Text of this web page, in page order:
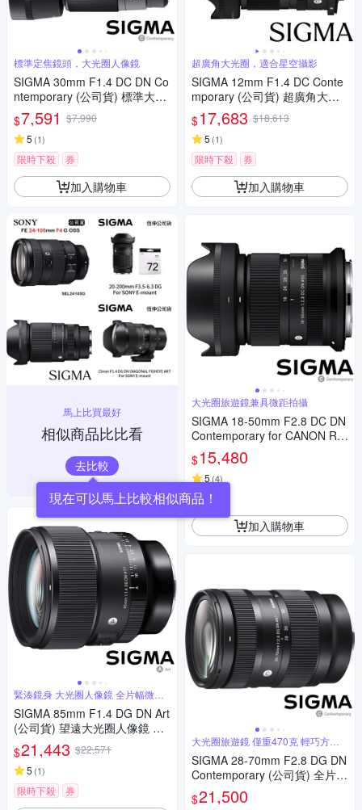
標準定焦鏡頭，大光圈人像鏡
SIGMA 30mm F1.4 DC DN Co
ntemporary (公司貨) 標準大光
圈定焦鏡頭 人像鏡 APS-C 無反
微單眼專用鏡頭
$7,591 $7,990
5 (1)
限時下殺 券
加入購物車
馬上比買最好
相似商品比比看
去比較
現在可以馬上比較相似商品！
緊湊鏡身 大光圈人像鏡 全片幅微單
眼鏡頭
SIGMA 85mm F1.4 DG DN Art
(公司貨) 望遠大光圈人像鏡 全
片幅微單眼鏡頭
$21,443 $22,571
5 (1)
限時下殺 券
超廣角大光圈，適合星空攝影
SIGMA 12mm F1.4 DC Conte
mporary (公司貨) 超廣角大光
圈定焦鏡 星空鏡 APS-C 無反微
單眼專用鏡頭
$17,683 $18,613
5 (1)
限時下殺 券
加入購物車
大光圈旅遊鏡兼具微距拍攝
SIGMA 18-50mm F2.8 DC DN
Contemporary for CANON RF
接環 (公司貨) 旅遊鏡 APS-C 無
反微單眼專用鏡頭
$15,480
5(4)
券
加入購物車
大光圈旅遊鏡 僅重470克 輕巧方便
攜帶
SIGMA 28-70mm F2.8 DG DN
Contemporary (公司貨) 全片幅
微單眼鏡頭 旅遊鏡
$21,500